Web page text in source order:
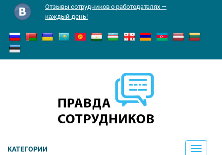
Отзывы сотрудников о работодателях —
каждый день!
КАТЕГОРИИ
Toggle